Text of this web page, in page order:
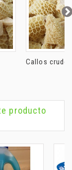
Callos
producto